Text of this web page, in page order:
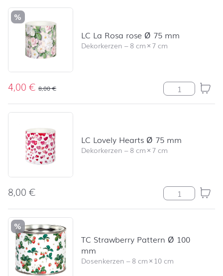
%
LC La Rosa rose Ø 75 mm
Dekorkerzen –8 cm×7 cm
4,00€ 8,00€ LC La Rosa
LC Lovely Hearts Ø 75 mm
Dekorkerzen –8 cm×7 cm
8,00€ LC Lovely
%
TC Strawberry Pattern Ø 100
mm
Dosenkerzen –8 cm× 10 cm